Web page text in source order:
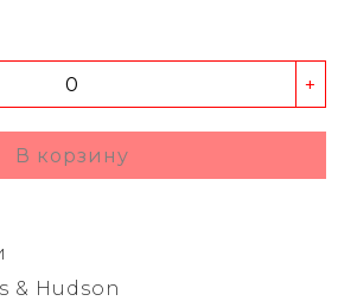
+
В корзину
& Hudson